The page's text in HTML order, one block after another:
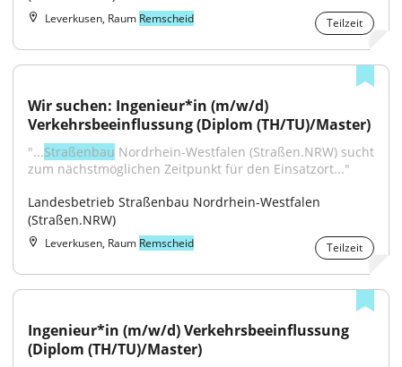
Leverkusen, Raum Remscheid Teilzeit
Wir suchen: Ingenieur*in (m/w/d)
Verkehrsbeeinflussung (Diplom (TH/TU)/Master)
"...Straßenbau Nordrhein-Westfalen (Straßen.NRW) sucht
zum nächstmöglichen Zeitpunkt für den Einsatzort..."
Landesbetrieb Straßenbau Nordrhein-Westfalen
(Straßen.NRW)
Leverkusen, Raum Remscheid Teilzeit
Ingenieur*in (m/w/d) Verkehrsbeeinflussung
(Diplom (TH/TU)/Master)